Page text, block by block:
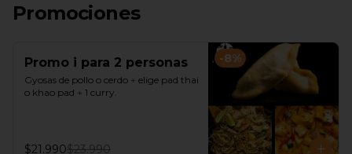
Promociones
-8%
Promo i para 2 personas
Gyosas de pollo o cerdo + elige pad thai
o khao pad + 1 curry.
$21.990$23.990